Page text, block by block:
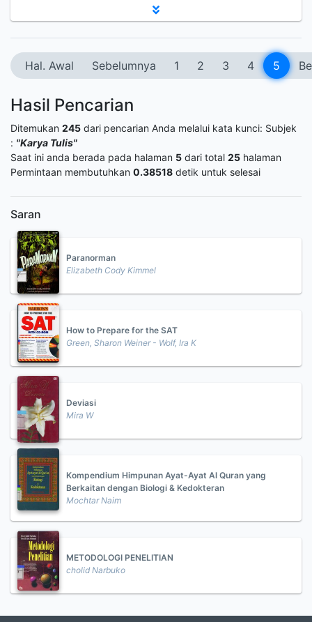
Hal. Awal Sebelumnya 1 2 3 4 5
Hasil Pencarian
Ditemukan 245 dari pencarian Anda melalui kata kunci: Subjek
: "Karya Tulis"
Saat ini anda berada pada halaman 5 dari total 25 halaman
Permintaan membutuhkan 0.38518 detik untuk selesai
Saran
Paranorman
Elizabeth Cody Kimmel
How to Prepare for the SAT
Green, Sharon Weiner - Wolf, Ira K
Deviasi
Mira W
Kompendium Himpunan Ayat-Ayat Al Quran yang
Berkaitan dengan Biologi & Kedokteran
Mochtar Naim
METODOLOGI PENELITIAN
cholid Narbuko